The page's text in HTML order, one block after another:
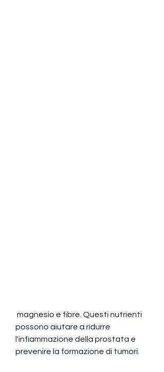
possono aiutare a ridurre
l'infiammazione della prostata e
prevenire la formazione di tumori.